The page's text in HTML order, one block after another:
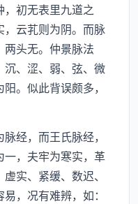
初无表里九道之
，云芤则为阴。而脉
头无。仲景脉法
沉、涩、弱、弦、微
。似此背误颇多，
经，而王氏脉经，
，夫牢为寒实，革
实、紧缓、数迟、
，况有难辨，如：